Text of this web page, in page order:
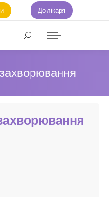
До лікаря
захворювання